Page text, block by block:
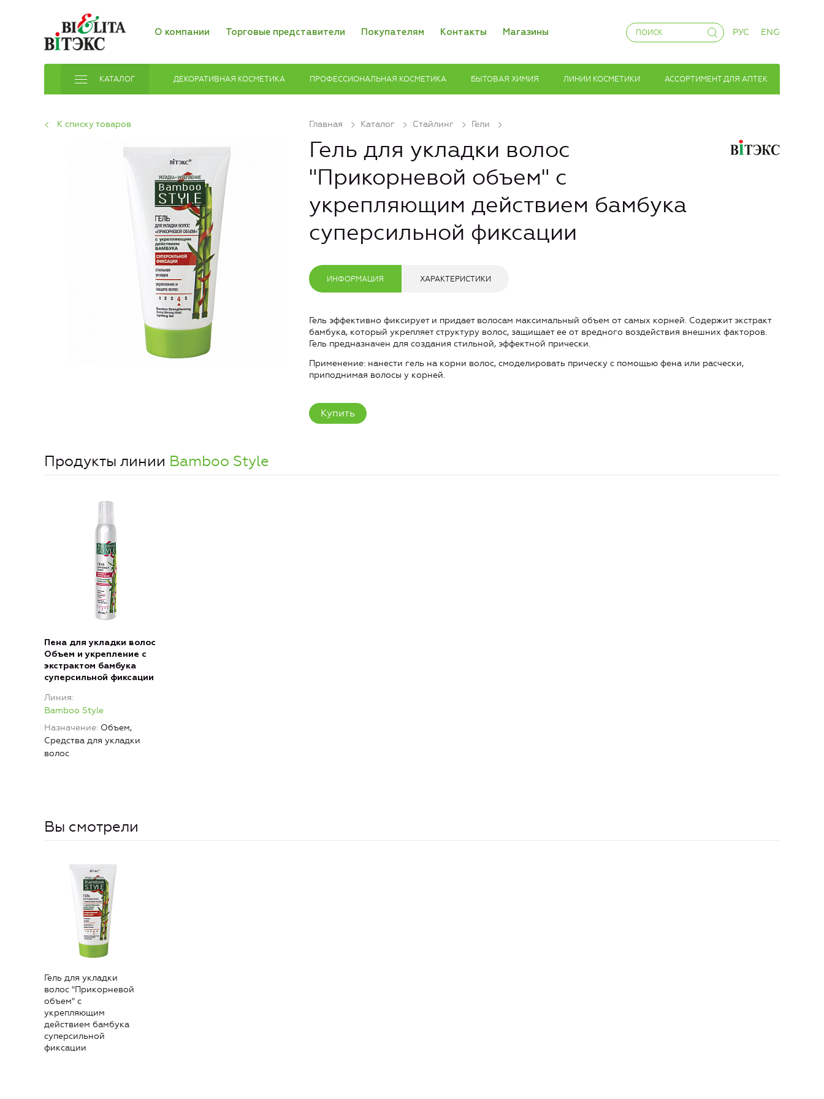
О компании Торговые представители Покупателям Контакты Магазины РУС ENG
КАТАЛОГ ДЕКОРАТИВНАЯ КОСМЕТИКА ПРОФЕССИОНАЛЬНАЯ КОСМЕТИКА БЫТОВАЯ ХИМИЯ ЛИНИИ КОСМЕТИКИ АССОРТИМЕНТ ДЛЯ АПТЕК
Главная Каталог Стайлинг Гели
К списку товаров
Гель для укладки волос
"Прикорневой объем" с
укрепляющим действием бамбука
суперсильной фиксации
ИНФОРМАЦИЯ ХАРАКТЕРИСТИКИ
Гель эффективно фиксирует и придает волосам максимальный объем от самых корней. Содержит экстракт
бамбука, который укрепляет структуру волос, защищает ее от вредного воздействия внешних факторов.
Гель предназначен для создания стильной, эффектной прически.
Применение: нанести гель на корни волос, смоделировать прическу с помощью фена или расчески,
приподнимая волосы у корней.
Купить
Продукты линии Bamboo Style
Пена для укладки волос
Объем и укрепление с
экстрактом бамбука
суперсильной фиксации
Линия
Bamboo Style
Назначение Объем,
Средства для укладки
волос
Вы смотрели
Гель для укладки
волос "Прикорневой
объем" с
укрепляющим
действием бамбука
суперсильной
фиксации